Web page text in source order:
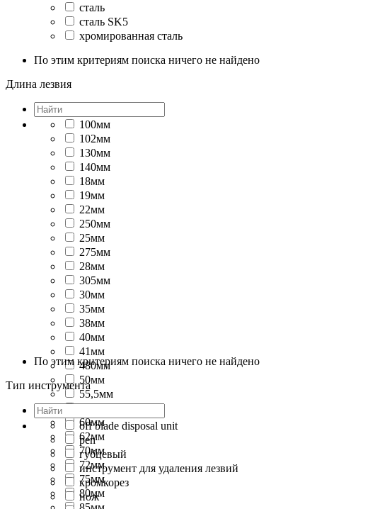
сталь
сталь SK5
хромированная сталь
По этим критериям поиска ничего не найдено
Длина лезвия
100мм
102мм
130мм
140мм
18мм
19мм
22мм
250мм
25мм
275мм
28мм
305мм
30мм
35мм
38мм
40мм
41мм
480мм
50мм
55,5мм
56мм
60мм
62мм
70мм
72мм
75мм
80мм
По этим критериям поиска ничего не найдено
Тип инструмента
off blade disposal unit
pen
губцевый
инструмент для удаления лезвий
кромкорез
нож